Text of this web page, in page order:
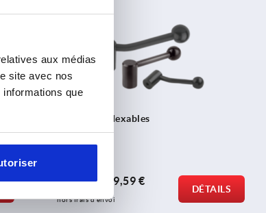
aux médias
site avec nos
que
Poignées indexables
à partir de 9,59 €
hors frais d’envoi
DÉTAILS